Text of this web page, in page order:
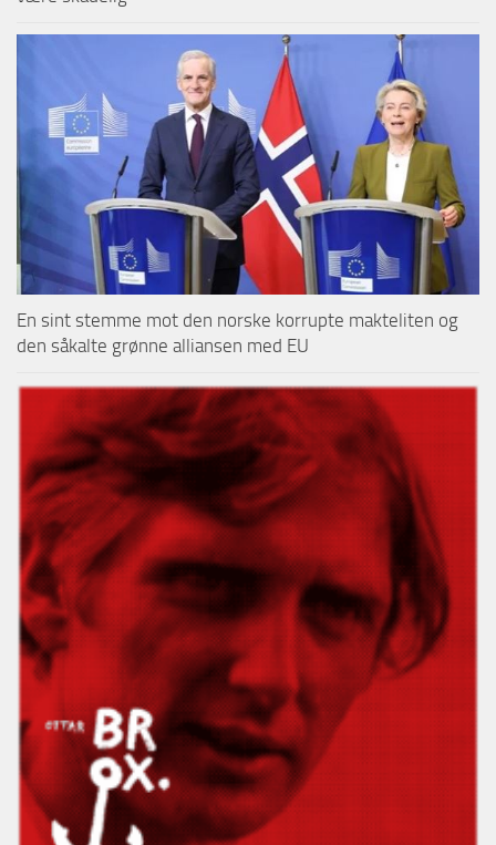
En sint stemme mot den norske korrupte makteliten og
den såkalte grønne alliansen med EU